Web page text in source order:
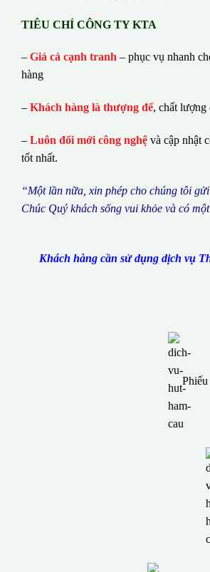
TIÊU CHÍ CÔNG TY KTA
– Giá cả cạnh tranh – phục vụ nhanh
hàng
– Khách hàng là thượng đế, chất lượng
– Luôn đổi mới công nghệ và cập nhật
tốt nhất.
“Một lần nữa, xin phép cho chúng tôi gử
Chúc Quý khách sống vui khỏe và có mộ
Khách hàng cần sử dụng dịch vụ